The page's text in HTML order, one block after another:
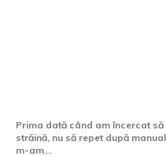
Prima dată când am încercat
străină, nu să repet după
m-am...